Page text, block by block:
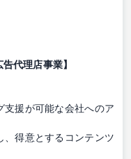
代理店事業】
支援が可能な会社へのア
、得意とするコンテンツ